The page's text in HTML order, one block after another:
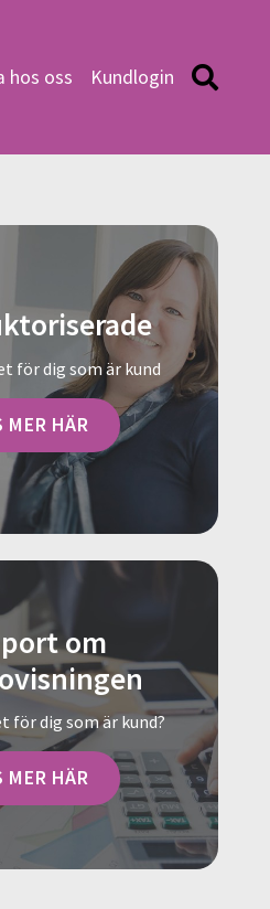
hos oss Kundlogin
för dig som är kund
MER HÄR
om
för dig som är kund?
MER HÄR